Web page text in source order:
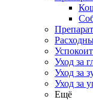
Уход за
Уход за
Уход за
Ещё